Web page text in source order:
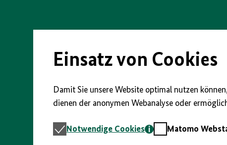
Seiteninhalt
Einsatz von Cookies
Damit Sie unsere Website optimal nutzen
dienen der anonymen Webanalyse oder
Notwendige
Notwendige Cookies
MatomoMatomo